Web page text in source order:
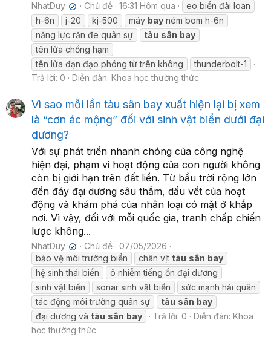
NhatDuy ✔ Chủ đề 16:31 Hôm qua
eo biển đài loan
h-6n
j-20 kj-500 máy bay ném bom h-6n
năng lực răn đe quân sự
tàu sân bay
tên lửa chống hạm
tên lửa đạn đạo phóng từ trên không
thunderbolt-1
Trả lời: 0
Diễn đàn: Khoa học thường thức
Vì sao mỗi lần tàu sân bay xuất hiện lại bị xem
là “cơn ác mộng” đối với sinh vật biển dưới đại
dương?
Với sự phát triển nhanh chóng của công nghệ
hiện đại, phạm vi hoạt động của con người không
còn bị giới hạn trên đất liền. Từ bầu trời rộng lớn
đến đáy đại dương sâu thẳm, dấu vết của hoạt
động và khám phá của nhân loại có mặt ở khắp
nơi. Vì vậy, đối với mỗi quốc gia, tranh chấp chiến
lược không...
NhatDuy ✔ Chủ đề
07/05/2026
bảo vệ môi trường biển
chân vịt tàu sân bay
hệ sinh thái biển
ô nhiễm tiếng ồn đại dương
sinh vật biển
sonar sinh vật biển
sức mạnh hải quân
tác động môi trường quân sự
tàu sân bay
đại dương và tàu sân bay Trả lời: 0 Diễn đàn: Khoa
học thường thức